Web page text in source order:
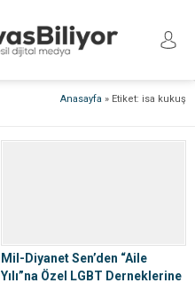
Anasayfa » Etiket: isa kukuş
Mil-Diyanet Sen’den “Aile
Yılı”na Özel LGBT Derneklerine